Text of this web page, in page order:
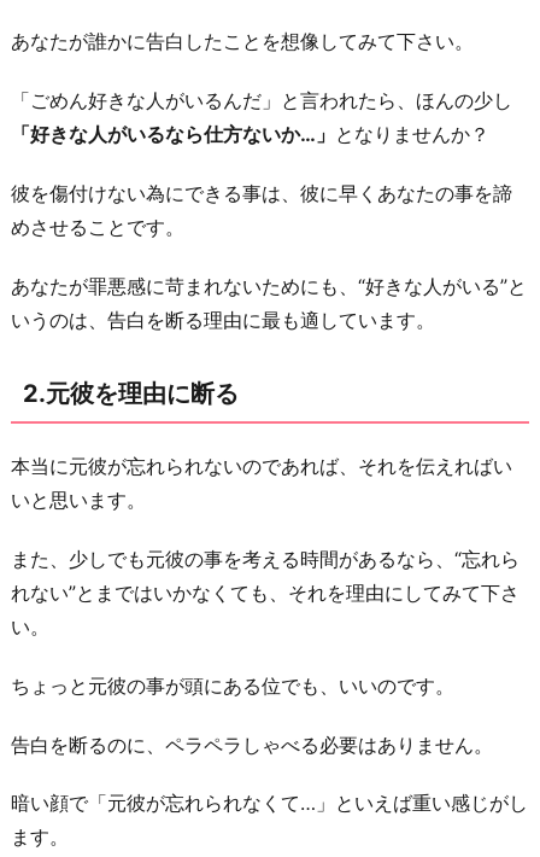
を
理
由
断
る
熱
中
て
い
る
事
理
由
る
5.
氏
が
あなたが誰かに告白したことを想像してみて下さい。
「ごめん好きな人がいるんだ」と言われたら、ほんの少し
「好きな人がいるなら仕方ないか…」 となりませんか？
彼を傷付けない為にできる事は、彼に早くあなたの事を諦
めさせることです。
あなたが罪悪感に苛まれないためにも、“好きな人がいる”と
いうのは、告白を断る理由に最も適しています。
2.元彼を理由に断る
本当に元彼が忘れられないのであれば、それを伝えればい
いと思います。
また、少しでも元彼の事を考える時間があるなら、“忘れら
れない”とまではいかなくても、それを理由にしてみて下さ
い。
ちょっと元彼の事が頭にある位でも、いいのです。
告白を断るのに、ペラペラしゃべる必要はありません。
暗い顔で「元彼が忘れられなくて…」といえば重い感じがし
ます。